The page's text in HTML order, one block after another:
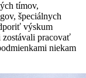
tímov,
špeciálnych
výskum
pracovať
niekam